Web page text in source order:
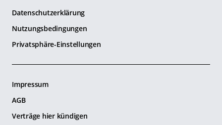
Datenschutzerklärung
Nutzungsbedingungen
Privatsphäre-Einstellungen
Impressum
AGB
Verträge hier kündigen